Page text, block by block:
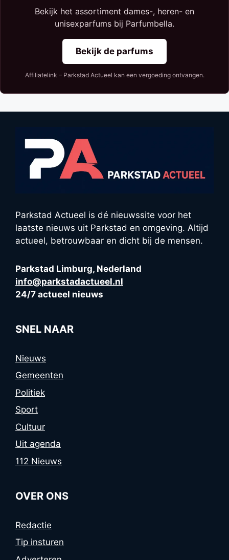
Bekijk het assortiment dames-, heren- en
unisexparfums bij Parfumbella.
Bekijk de parfums
Affiliatelink – Parkstad Actueel kan een vergoeding ontvangen.
Parkstad Actueel is dé nieuwssite voor het
laatste nieuws uit Parkstad en omgeving. Altijd
actueel, betrouwbaar en dicht bij de mensen.
Parkstad Limburg, Nederland
info@parkstadactueel.nl
24/7 actueel nieuws
SNEL NAAR
Nieuws
Gemeenten
Politiek
Sport
Cultuur
Uit agenda
112 Nieuws
OVER ONS
Redactie
Tip insturen